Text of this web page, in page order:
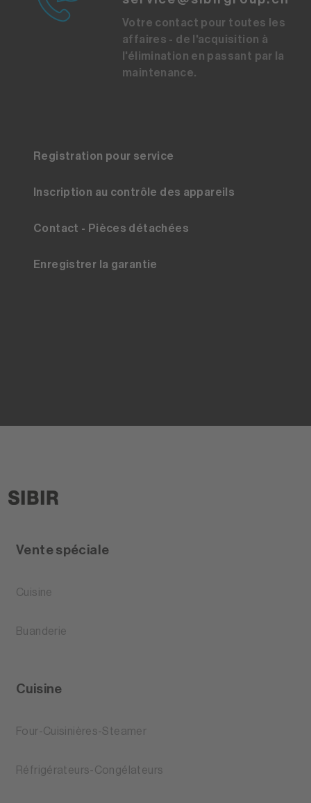
Votre contact pour toutes les
affaires - de l'acquisition à
l'élimination en passant par la
maintenance.
Registration pour service
Inscription au contrôle des appareils
Contact - Pièces détachées
Enregistrer la garantie
Vente spéciale
Cuisine
Buanderie
Cuisine
Four-Cuisinières-Steamer
Réfrigérateurs-Congélateurs